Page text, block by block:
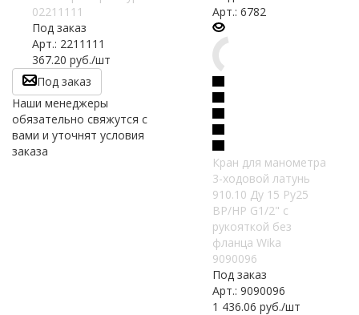
02211111
Под заказ
Арт.: 2211111
367.20 руб./шт
Под заказ
Наши менеджеры
обязательно свяжутся с
вами и уточнят условия
заказа
Арт.: 6782
Кран для манометра
3-ходовой латунь
910.10 Ду 15 Ру25
ВР/НР G1/2" с
рукояткой без
фланца Wika
9090096
Под заказ
Арт.: 9090096
1 436.06 руб./шт